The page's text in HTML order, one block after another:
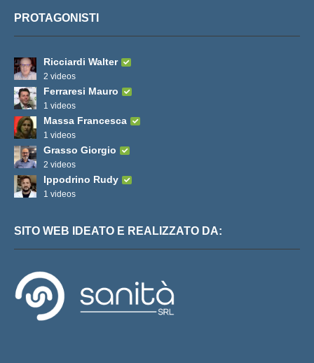
PROTAGONISTI
Ricciardi Walter
2 videos
Ferraresi Mauro
1 videos
Massa Francesca
1 videos
Grasso Giorgio
2 videos
Ippodrino Rudy
1 videos
SITO WEB IDEATO E REALIZZATO DA: